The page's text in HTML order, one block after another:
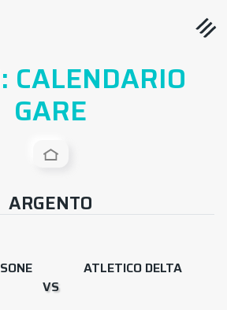
CALENDARIO
GARE
ARGENTO
VS
ATLETICO DELTA